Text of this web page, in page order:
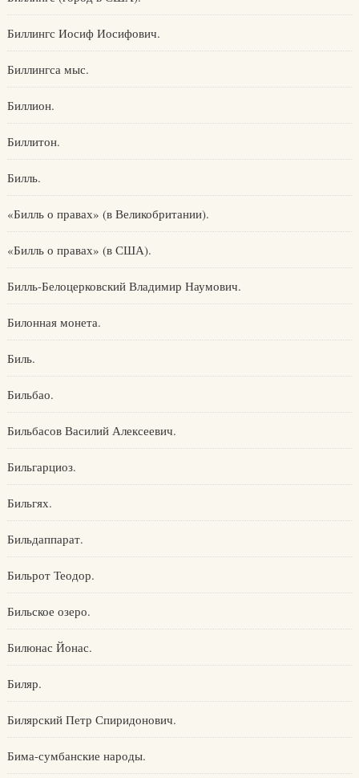
Биллингс Иосиф Иосифович.
Биллингса мыс.
Биллион.
Биллитон.
Билль.
«Билль о правах» (в Великобритании).
«Билль о правах» (в США).
Билль-Белоцерковский Владимир Наумович.
Билонная монета.
Биль.
Бильбао.
Бильбасов Василий Алексеевич.
Бильгарциоз.
Бильгях.
Бильдаппарат.
Бильрот Теодор.
Бильское озеро.
Билюнас Йонас.
Биляр.
Билярский Петр Спиридонович.
Бима-сумбанские народы.